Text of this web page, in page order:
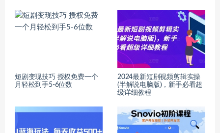
短剧变现技巧 授权免费一个
月轻松到手5-6位数
2024最新短剧视频剪辑实操
(半解说电脑版)，新手必看超
级详细教程